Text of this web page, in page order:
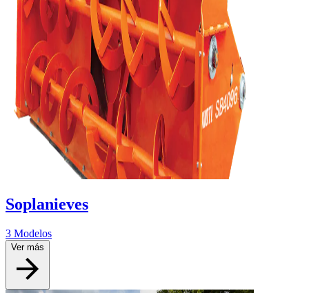
Soplanieves
3 Modelos
Ver más